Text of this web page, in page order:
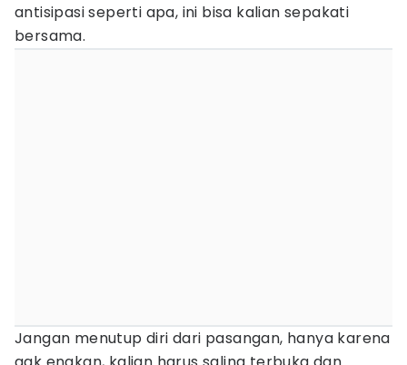
antisipasi seperti apa, ini bisa kalian sepakati
bersama.
Jangan menutup diri dari pasangan, hanya karena